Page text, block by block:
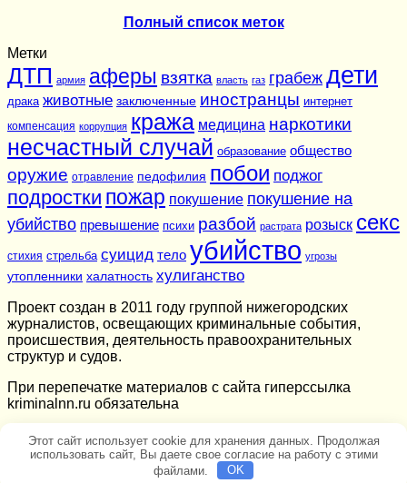
Полный список меток
Метки
ДТП армия аферы взятка власть газ грабеж дети
драка животные заключенные иностранцы интернет
компенсация коррупция кража медицина наркотики
несчастный случай образование общество
оружие отравление педофилия побои поджог
подростки пожар покушение покушение на
убийство превышение психи разбой растрата розыск секс
стихия стрельба суицид тело убийство угрозы
утопленники халатность хулиганство
Проект создан в 2011 году группой нижегородских
журналистов, освещающих криминальные события,
происшествия, деятельность правоохранительных
структур и судов.
При перепечатке материалов c сайта гиперссылка
kriminalnn.ru обязательна
Этот сайт использует cookie для хранения данных. Продолжая
использовать сайт, Вы даете свое согласие на работу с этими
файлами.
OK